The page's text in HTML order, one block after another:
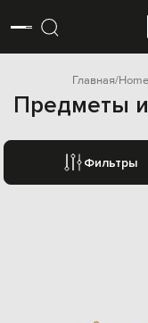
Главная Home
Предметы
Фильтры